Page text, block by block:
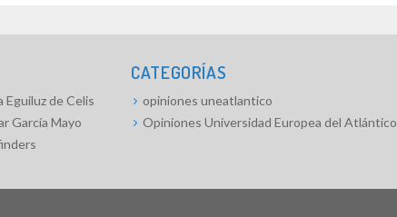
de Celis
García Mayo
CATEGORÍAS
opiniones uneatlantico
Opiniones Universidad Europea del Atlántico